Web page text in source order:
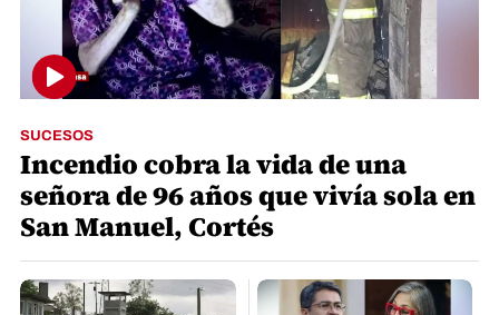
SUCESOS
Incendio cobra la vida de una
señora de 96 años que vivía sola en
San Manuel, Cortés